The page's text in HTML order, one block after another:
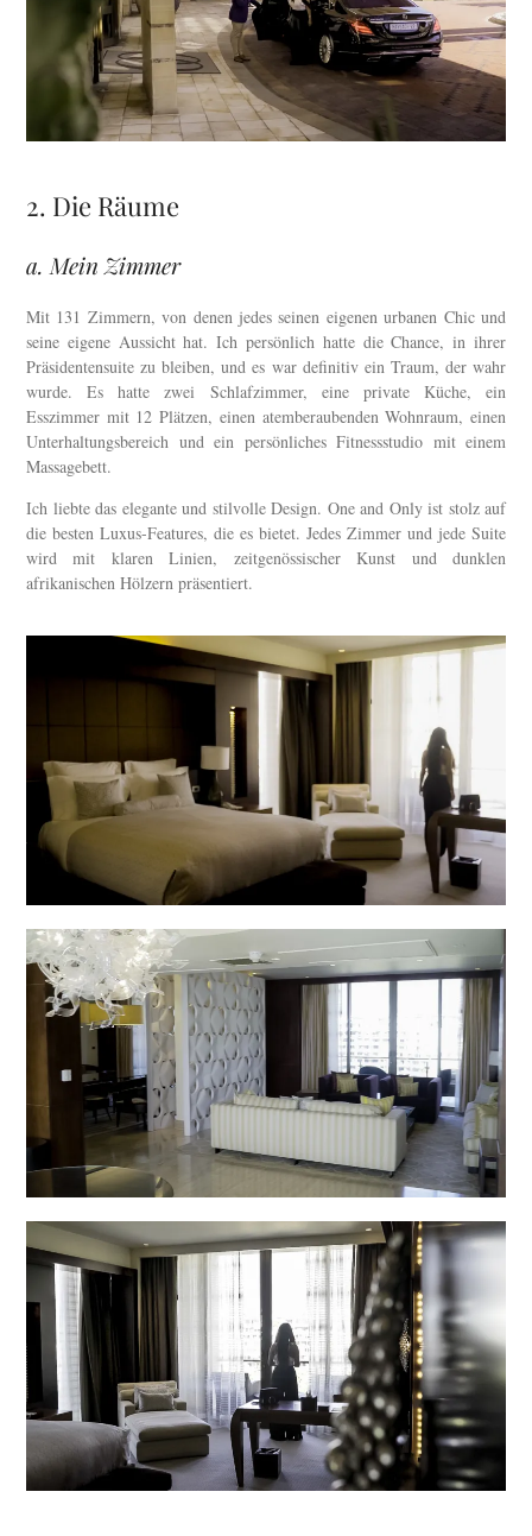
2. Die Räume
a. Mein Zimmer
Mit 131 Zimmern, von denen jedes seinen eigenen urbanen Chic und
seine eigene Aussicht hat. Ich persönlich hatte die Chance, in ihrer
Präsidentensuite zu bleiben, und es war definitiv ein Traum, der wahr
wurde. Es hatte zwei Schlafzimmer, eine private Küche, ein
Esszimmer mit 12 Plätzen, einen atemberaubenden Wohnraum, einen
Unterhaltungsbereich und ein persönliches Fitnessstudio mit einem
Massagebett.
Ich liebte das elegante und stilvolle Design. One and Only ist stolz auf
die besten Luxus-Features, die es bietet. Jedes Zimmer und jede Suite
wird mit klaren Linien, zeitgenössischer Kunst und dunklen
afrikanischen Hölzern präsentiert.